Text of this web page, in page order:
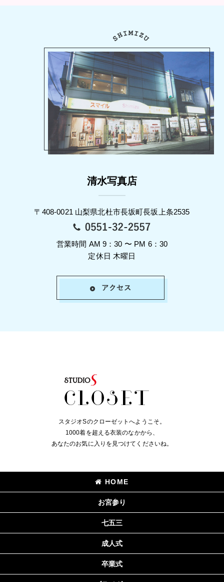
清水写真店
〒408-0021 山梨県北杜市長坂町長坂上条2535
営業時間 AM 9：30 〜 PM 6：30
定休日 木曜日
スタジオSのクローゼットへようこそ。
1000着を超える衣装のなかから、
あなたのお気に入りを見つけてくださいね。
HOME
お宮参り
七五三
成人式
卒業式